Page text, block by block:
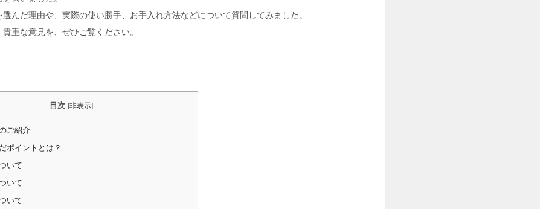
んだ理由や、実際の使い勝手、お手入れ方法などについて質問してみました。
重な意見を、ぜひご覧ください。
目次 [非表示]
ご紹介
ポイントとは？
いて
いて
いて